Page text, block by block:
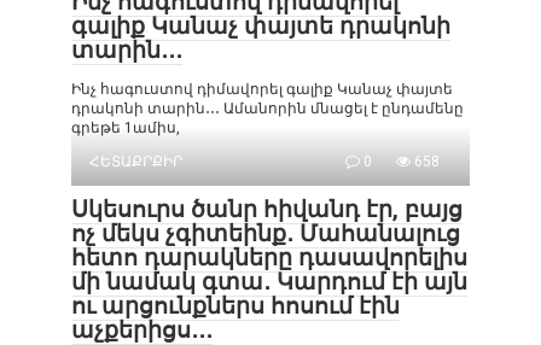
գալիք Կանաչ փայտե դրակոնի
տարին․․․
Ինչ հագուստով դիմավորել գալիք Կանաչ փայտե
դրակոնի տարին․․․ Ամանորին մնացել է ընդամենը
գրեթե 1ամիս,
ՀԵՏԱՔՐՔԻՐ
0 658
Սկեսուրս ծանր հիվանդ էր, բայց
ոչ մեկս չգիտեինք․ Մահանալուց
հետո դարակները դասավորելիս
մի նամակ գտա․ Կարդում էի այն
ու արցունքներս հոսում էին
աչքերիցս․․․